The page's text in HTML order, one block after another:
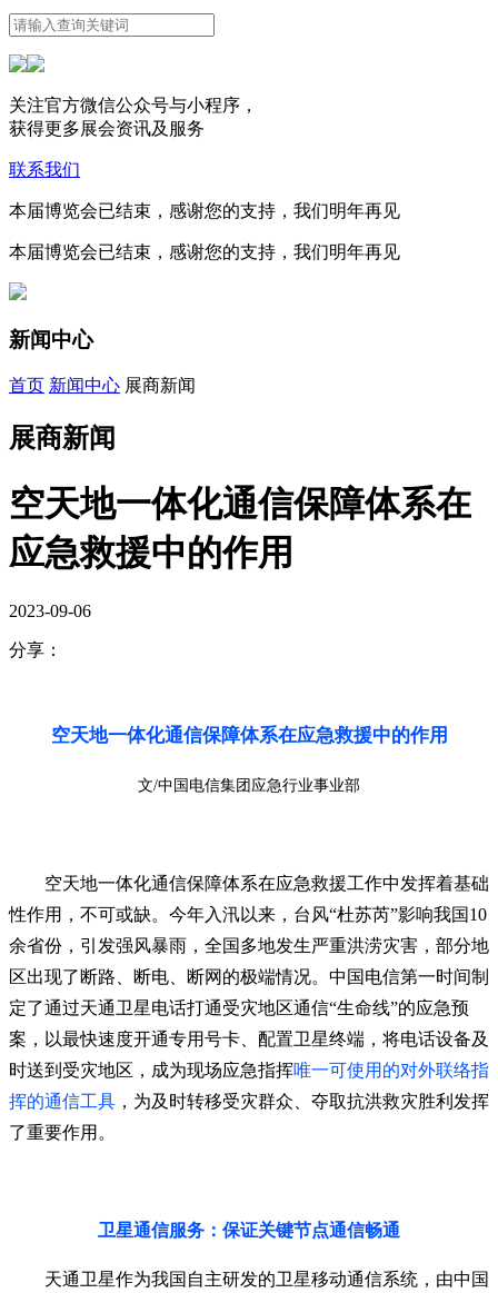
关注官方微信公众号与小程序，
获得更多展会资讯及服务
联系我们
本届博览会已结束，感谢您的支持，我们明年再见
本届博览会已结束，感谢您的支持，我们明年再见
新闻中心
首页 新闻中心 展商新闻
展商新闻
空天地一体化通信保障体系在
应急救援中的作用
2023-09-06
分享：
空天地一体化通信保障体系在应急救援中的作用
文/中国电信集团应急行业事业部
空天地一体化通信保障体系在应急救援工作中发挥着基础
性作用，不可或缺。今年入汛以来，台风“杜苏芮”影响我国10
余省份，引发强风暴雨，全国多地发生严重洪涝灾害，部分地
区出现了断路、断电、断网的极端情况。中国电信第一时间制
定了通过天通卫星电话打通受灾地区通信“生命线”的应急预
案，以最快速度开通专用号卡、配置卫星终端，将电话设备及
时送到受灾地区，成为现场应急指挥唯一可使用的对外联络指
挥的通信工具 ，为及时转移受灾群众、夺取抗洪救灾胜利发挥
了重要作用。
卫星通信服务：保证关键节点通信畅通
天通卫星作为我国自主研发的卫星移动通信系统，由中国